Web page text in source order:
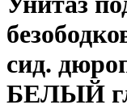
сид.
БЕЛЫЙ